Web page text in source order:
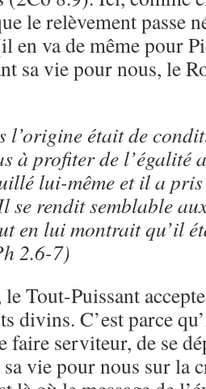
le relèvement passe
en va de même pour
sa vie pour nous, le
l’origine était de
à profiter de l’égalité
lui-même et il a
se rendit semblable
en lui montrait qu’il
2.6-7)
Tout-Puissant
divins. C’est parce
faire serviteur, de se
sa vie pour nous sur la